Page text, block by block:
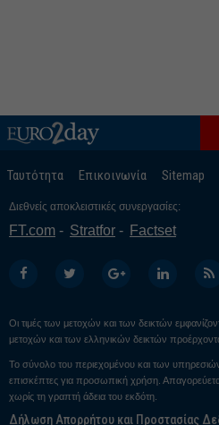
Ταυτότητα Επικοινωνία Sitemap
Διεθνείς αποκλειστικές συνεργασίες:
FT.com Stratfor Factset
Οι τιμές των μετοχών και των δεικτών
μετοχών και των ελληνικών δεικτών
Το σύνολο του περιεχομένου και των υπηρεσιών
επισκέπτες για προσωπική χρήση.
χωρίς τη γραπτή άδεια του εκδότη.
Δήλωση Απορρήτου και Προστασίας